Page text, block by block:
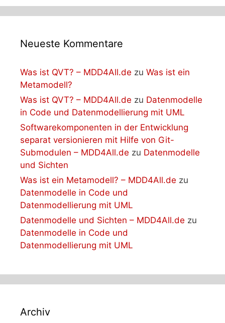
Neueste Kommentare
Was ist QVT? – MDD4All.de zu Was ist ein
Metamodell?
Was ist QVT? – MDD4All.de zu Datenmodelle
in Code und Datenmodellierung mit UML
Softwarekomponenten in der Entwicklung
separat versionieren mit Hilfe von Git-
Submodulen – MDD4All.de zu Datenmodelle
und Sichten
Was ist ein Metamodell? – MDD4All.de zu
Datenmodelle in Code und
Datenmodellierung mit UML
Datenmodelle und Sichten – MDD4All.de zu
Datenmodelle in Code und
Datenmodellierung mit UML
Archiv